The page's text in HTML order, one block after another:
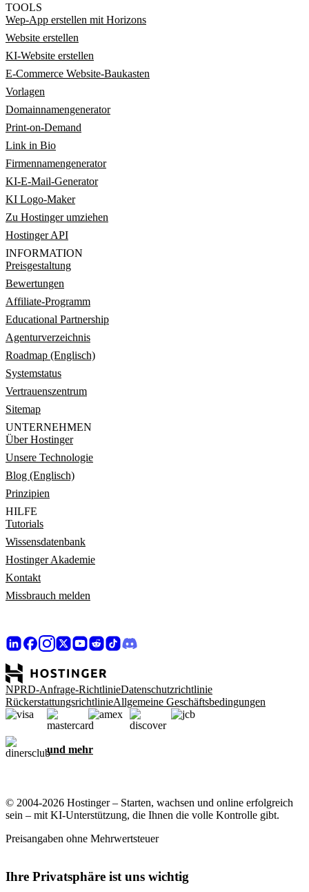
TOOLS
Wep-App erstellen mit Horizons
Website erstellen
KI-Website erstellen
E-Commerce Website-Baukasten
Vorlagen
Domainnamengenerator
Print-on-Demand
Link in Bio
Firmennamengenerator
KI-E-Mail-Generator
KI Logo-Maker
Zu Hostinger umziehen
Hostinger API
INFORMATION
Preisgestaltung
Bewertungen
Affiliate-Programm
Educational Partnership
Agenturverzeichnis
Roadmap (Englisch)
Systemstatus
Vertrauenszentrum
Sitemap
UNTERNEHMEN
Über Hostinger
Unsere Technologie
Blog (Englisch)
Prinzipien
HILFE
Tutorials
Wissensdatenbank
Hostinger Akademie
Kontakt
Missbrauch melden
NPRD-Anfrage-RichtlinieDatenschutzrichtlinie
RückerstattungsrichtlinieAllgemeine Geschäftsbedingungen
und mehr
© 2004-2026 Hostinger – Starten, wachsen und online erfolgreich
sein – mit KI-Unterstützung, die Ihnen die volle Kontrolle gibt.
Preisangaben ohne Mehrwertsteuer
Ihre Privatsphäre ist uns wichtig